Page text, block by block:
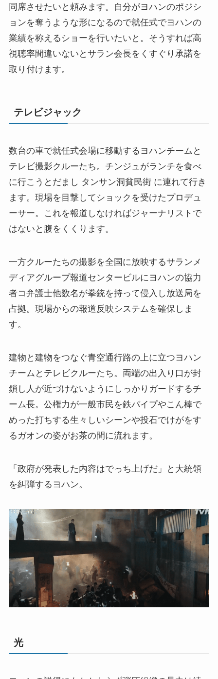
同席させたいと頼みます。自分がヨハンのポジシ
ョンを奪うような形になるので就任式でヨハンの
業績を称えるショーを行いたいと。そうすれば高
視聴率間違いないとサラン会長をくすぐり承諾を
取り付けます。
テレビジャック
数台の車で就任式会場に移動するヨハンチームと
テレビ撮影クルーたち。チンジュがランチを食べ
に行こうとだまし タンサン洞貧民街 に連れて行き
ます。現場を目撃してショックを受けたプロデュ
ーサー。これを報道しなければジャーナリストで
はないと腹をくくります。
一方クルーたちの撮影を全国に放映するサランメ
ディアグループ報道センタービルにヨハンの協力
者コ弁護士他数名が拳銃を持って侵入し放送局を
占拠。現場からの報道反映システムを確保しま
す。
建物と建物をつなぐ青空通行路の上に立つヨハン
チームとテレビクルーたち。両端の出入り口が封
鎖し人が近づけないようにしっかりガードするチ
ーム長。公権力が一般市民を鉄パイプやこん棒で
めった打ちする生々しいシーンや投石でけがをす
るガオンの姿がお茶の間に流れます。
「政府が発表した内容はでっち上げだ」と大統領
を糾弾するヨハン。
光